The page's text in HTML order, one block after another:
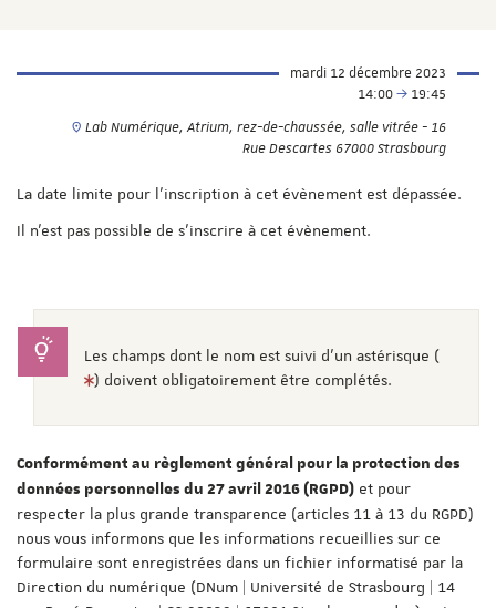
mardi 12 décembre 2023
14:00
19:45
Lab Numérique, Atrium, rez-de-chaussée, salle vitrée - 16
Rue Descartes 67000 Strasbourg
La date limite pour l'inscription à cet évènement est dépassée.
Il n'est pas possible de s'inscrire à cet évènement.
Les champs dont le nom est suivi d'un astérisque (
) doivent obligatoirement être complétés.
Conformément au règlement général pour la protection des
données personnelles du 27 avril 2016 (RGPD) et pour
respecter la plus grande transparence (articles 11 à 13 du RGPD)
nous vous informons que les informations recueillies sur ce
formulaire sont enregistrées dans un fichier informatisé par la
Direction du numérique (DNum | Université de Strasbourg | 14